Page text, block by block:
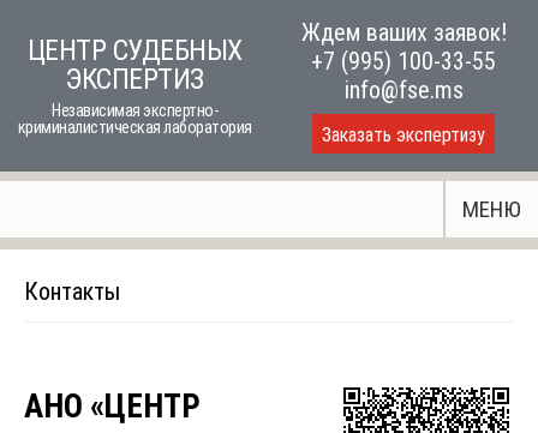
ЦЕНТР СУДЕБНЫХ
ЭКСПЕРТИЗ
Независимая экспертно-
криминалистическая лаборатория
Ждем ваших заявок!
+7 (995) 100-33-55
info@fse.ms
Заказать экспертизу
МЕНЮ
Контакты
АНО «ЦЕНТР